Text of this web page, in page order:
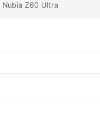
Nubia Z60 Ultra